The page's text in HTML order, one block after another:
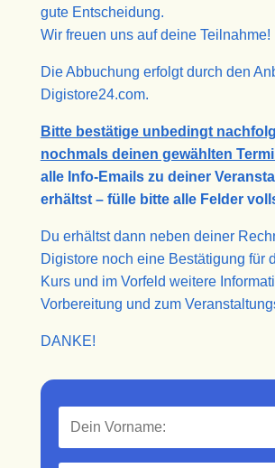
gute Entscheidung.
Wir freuen uns auf deine Teilnahme!
Die Abbuchung erfolgt durch den
Digistore24.com.
Bitte bestätige unbedingt
nochmals deinen gewählten
alle Info-Emails zu deiner
erhältst – fülle bitte alle Felder
Du erhältst dann neben deiner
Digistore noch eine Bestätigung für
Kurs und im Vorfeld weitere
Vorbereitung und zum
DANKE!